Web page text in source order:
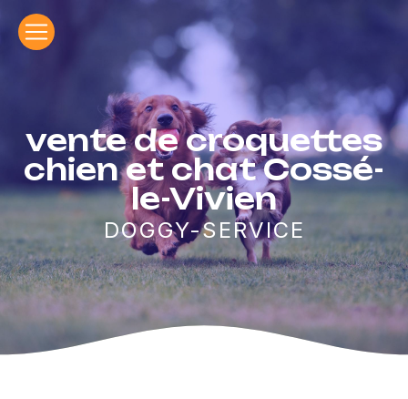
vente de croquettes
chien et chat Cossé-
le-Vivien
DOGGY-SERVICE
Panneau de gestion des cookies